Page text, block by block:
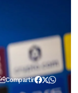
Compartir